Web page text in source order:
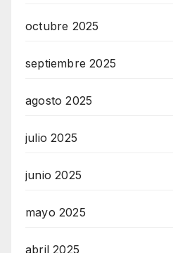
octubre 2025
septiembre 2025
agosto 2025
julio 2025
junio 2025
mayo 2025
abril 2025